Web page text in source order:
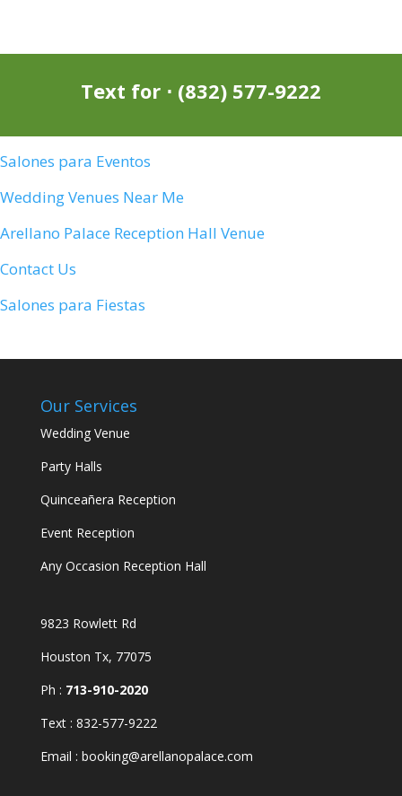
Text for ⋅ (832) 577-9222
Salones para Eventos
Wedding Venues Near Me
Arellano Palace Reception Hall Venue
Contact Us
Salones para Fiestas
Our Services
Wedding Venue
Party Halls
Quinceañera Reception
Event Reception
Any Occasion Reception Hall
9823 Rowlett Rd
Houston Tx, 77075
Ph : 713-910-2020
Text : 832-577-9222
Email : booking@arellanopalace.com